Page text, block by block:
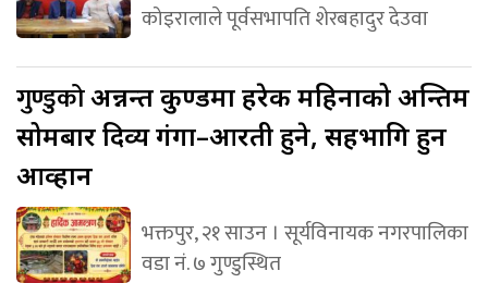
कोइरालाले पूर्वसभापति शेरबहादुर देउवा
गुण्डुकोअन्नन्त कुण्डमा हरेक महिनाको अन्तिम
सोमबार दिव्य गंगा–आरती हुने, सहभागि हुन
आव्हान
भक्तपुर, २१ साउन । सूर्यविनायक नगरपालिका
वडा नं. ७ गुण्डुस्थित